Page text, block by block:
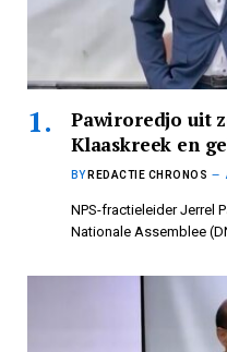
Pawiroredjo uit
Klaaskreek en
BY REDACTIE CHRONOS
NPS-fractieleider Jerrel
Nationale Assemblee